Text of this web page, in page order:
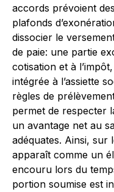
accords prévoient
plafonds
dissocier le
de paie: une partie
cotisation et à
intégrée à l’assiette
règles de
permet de respecter
un avantage net au
adéquates. Ainsi,
apparaît comme un
encouru lors du
portion soumise est